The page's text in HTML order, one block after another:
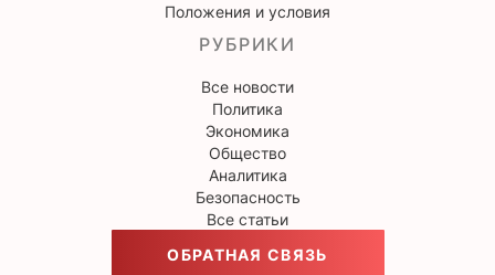
Положения и условия
РУБРИКИ
Все новости
Политика
Экономика
Общество
Аналитика
Безопасность
Все статьи
ОБРАТНАЯ СВЯЗЬ